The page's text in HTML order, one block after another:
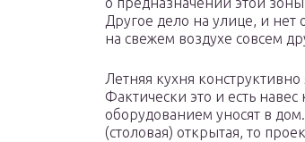
Другое дело на улице, и нет
на свежем воздухе совсем
Летняя кухня
Фактически это и есть
оборудованием уносят в
(столовая) открытая, то